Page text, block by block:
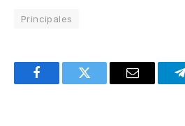
Principales
FacebookTwitter Email